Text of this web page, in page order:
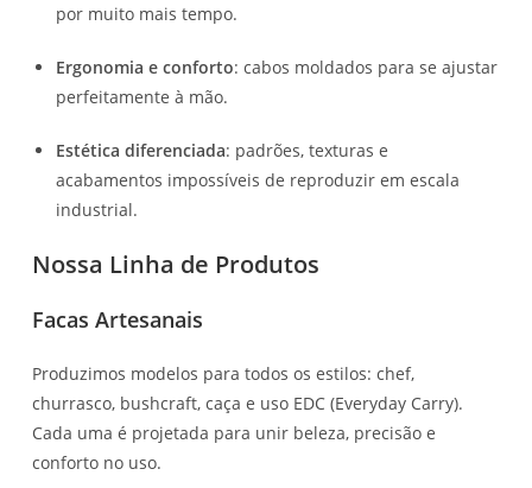
por muito mais tempo.
Ergonomia e conforto: cabos moldados para se ajustar
perfeitamente à mão.
Estética diferenciada: padrões, texturas e
acabamentos impossíveis de reproduzir em escala
industrial.
Nossa Linha de Produtos
Facas Artesanais
Produzimos modelos para todos os estilos: chef,
churrasco, bushcraft, caça e uso EDC (Everyday Carry).
Cada uma é projetada para unir beleza, precisão e
conforto no uso.